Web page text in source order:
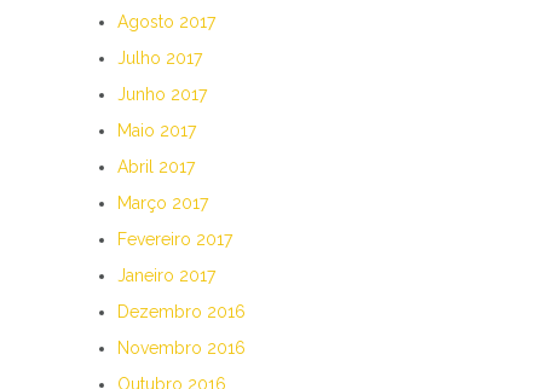
Agosto 2017
Julho 2017
Junho 2017
Maio 2017
Abril 2017
Março 2017
Fevereiro 2017
Janeiro 2017
Dezembro 2016
Novembro 2016
Outubro 2016